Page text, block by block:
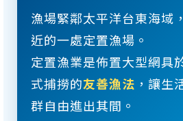
漁場緊鄰太平洋台東海域
近的一處定置漁場。
定置漁業是佈置大型網具
式捕撈的友善漁法 ，讓生
群自由進出其間。